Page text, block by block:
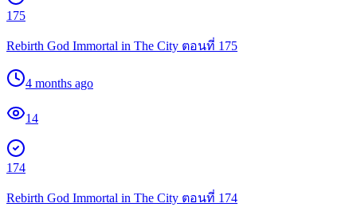
175
Rebirth God Immortal in The City ตอนที่ 175
4 months ago
14
174
Rebirth God Immortal in The City ตอนที่ 174